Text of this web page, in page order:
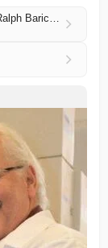
COVID Cover-Up: Hiding Star Researcher Ralph Baric's Ties To Global Pandemic